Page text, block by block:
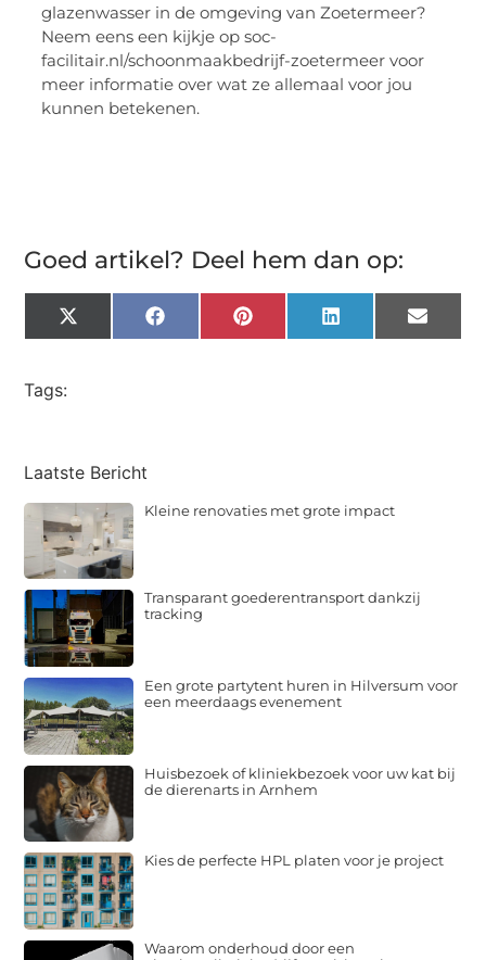
glazenwasser in de omgeving van Zoetermeer?
Neem eens een kijkje op soc-
facilitair.nl/schoonmaakbedrijf-zoetermeer voor
meer informatie over wat ze allemaal voor jou
kunnen betekenen.
Goed artikel? Deel hem dan op:
X
(Twitter)
FacebookPinterestLinkedInEmail
Tags:
Laatste Bericht
Kleine renovaties met grote impact
Transparant goederentransport dankzij
tracking
Een grote partytent huren in Hilversum voor
een meerdaags evenement
Huisbezoek of kliniekbezoek voor uw kat bij
de dierenarts in Arnhem
Kies de perfecte HPL platen voor je project
Waarom onderhoud door een